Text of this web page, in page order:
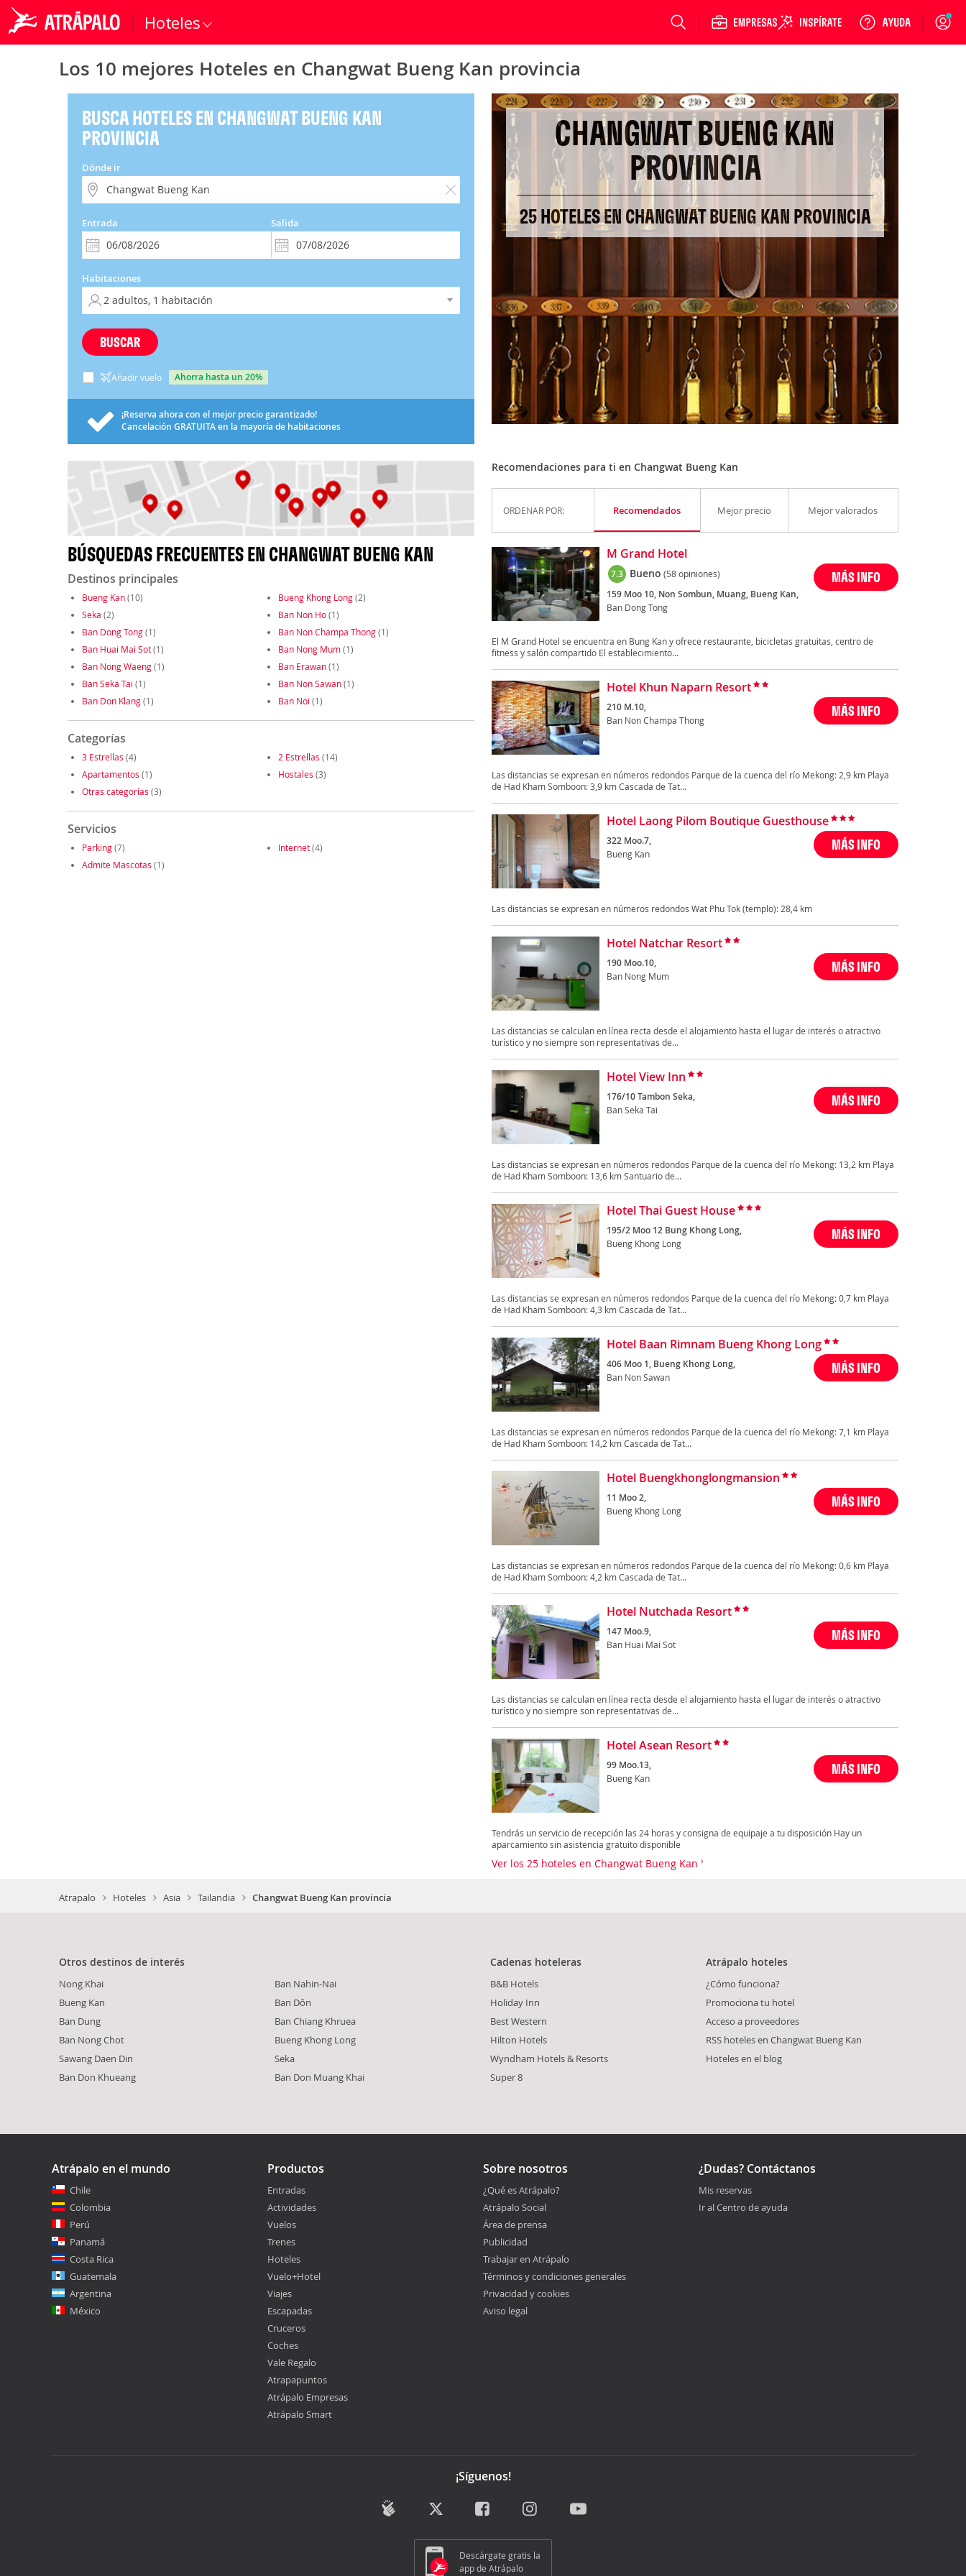
Hoteles Login
Los 10 mejores Hoteles en Changwat Bueng Kan provincia
BUSCA HOTELES EN CHANGWAT BUENG KAN
PROVINCIA
Dónde ir
Entrada Salida
Habitaciones
BUSCAR
Añadir vuelo ahorra hasta un 20%
¡Reserva ahora con el mejor precio garantizado!
Cancelación GRATUITAen la mayoría de habitaciones
BÚSQUEDAS FRECUENTES EN CHANGWAT BUENG KAN
Destinos principales
Bueng Kan(10) Bueng Khong Long(2)
Seka (2) Ban Non Ho(1)
Ban Dong Tong(1) Ban Non Champa Thong(1)
Ban Huai Mai Sot(1) Ban Nong Mum(1)
Ban Nong Waeng(1) Ban Erawan(1)
Ban Seka Tai (1) Ban Non Sawan(1)
Ban Don Klang(1) Ban Noi (1)
Categorías
3 Estrellas (4) 2 Estrellas (14)
Apartamentos (1) Hostales (3)
Otras categorías (3)
Servicios
Parking(7) Internet(4)
Admite Mascotas (1)
CHANGWAT BUENG KAN
PROVINCIA
25 HOTELES EN CHANGWAT BUENG KAN PROVINCIA
Recomendaciones para ti en Changwat Bueng Kan
ORDENAR POR: Recomendados Mejor precio Mejor valorados
M Grand Hotel
7.3 Bueno (58 opiniones)
159 Moo 10, Non Sombun, Muang, Bueng Kan,
Ban Dong Tong
MÁS INFO
El M Grand Hotel se encuentra en Bung Kan y ofrece restaurante, bicicletas gratuitas, centro de
fitness y salón compartido El establecimiento...
Hotel Khun Naparn Resort
210 M.10,
Ban Non Champa Thong
MÁS INFO
Las distancias se expresan en números redondos Parque de la cuenca del río Mekong: 2,9 km Playa
de Had Kham Somboon: 3,9 km Cascada de Tat...
Hotel Laong Pilom Boutique Guesthouse
322 Moo.7,
Bueng Kan
MÁS INFO
Las distancias se expresan en números redondos Wat Phu Tok (templo): 28,4 km
Hotel Natchar Resort
190 Moo.10,
Ban Nong Mum
MÁS INFO
Las distancias se calculan en línea recta desde el alojamiento hasta el lugar de interés o atractivo
turístico y no siempre son representativas de...
Hotel View Inn
176/10 Tambon Seka,
Ban Seka Tai
MÁS INFO
Las distancias se expresan en números redondos Parque de la cuenca del río Mekong: 13,2 km Playa
de Had Kham Somboon: 13,6 km Santuario de...
Hotel Thai Guest House
195/2 Moo 12 Bung Khong Long,
Bueng Khong Long
MÁS INFO
Las distancias se expresan en números redondos Parque de la cuenca del río Mekong: 0,7 km Playa
de Had Kham Somboon: 4,3 km Cascada de Tat...
Hotel Baan Rimnam Bueng Khong Long
406 Moo 1, Bueng Khong Long,
Ban Non Sawan
MÁS INFO
Las distancias se expresan en números redondos Parque de la cuenca del río Mekong: 7,1 km Playa
de Had Kham Somboon: 14,2 km Cascada de Tat...
Hotel Buengkhonglongmansion
11 Moo 2,
Bueng Khong Long
MÁS INFO
Las distancias se expresan en números redondos Parque de la cuenca del río Mekong: 0,6 km Playa
de Had Kham Somboon: 4,2 km Cascada de Tat...
Hotel Nutchada Resort
147 Moo.9,
Ban Huai Mai Sot
MÁS INFO
Las distancias se calculan en línea recta desde el alojamiento hasta el lugar de interés o atractivo
turístico y no siempre son representativas de...
Hotel Asean Resort
99 Moo.13,
Bueng Kan
MÁS INFO
Tendrás un servicio de recepción las 24 horas y consigna de equipaje a tu disposición Hay un
aparcamiento sin asistencia gratuito disponible
Ver los 25 hoteles en Changwat Bueng Kan
Atrapalo Hoteles Asia Tailandia Changwat Bueng Kan provincia
Otros destinos de interés
Nong Khai
Bueng Kan
Ban Dung
Ban Nong Chot
Sawang Daen Din
Ban Don Khueang
Ban Nahin-Nai
Ban Dôn
Ban Chiang Khruea
Bueng Khong Long
Seka
Ban Don Muang Khai
Cadenas hoteleras
B&B Hotels
Holiday Inn
Best Western
Hilton Hotels
Wyndham Hotels & Resorts
Super 8
Atrápalo hoteles
¿Cómo funciona?
Promociona tu hotel
Acceso a proveedores
RSS hoteles en Changwat Bueng Kan
Hoteles en el blog
Atrápalo en el mundo
Chile
Colombia
Perú
Panamá
Costa Rica
Guatemala
Argentina
México
Productos
Entradas
Actividades
Vuelos
Trenes
Hoteles
Vuelo+Hotel
Viajes
Escapadas
Cruceros
Coches
Vale Regalo
Atrapapuntos
Atrápalo Empresas
Atrápalo Smart
Sobre nosotros
¿Qué es Atrápalo?
Atrápalo Social
Área de prensa
Publicidad
Trabajar en Atrápalo
Términos y condiciones generales
Privacidad y cookies
Aviso legal
¿Dudas? Contáctanos
Mis reservas
Ir al Centro de ayuda
¡Síguenos!
Descárgate gratis la
app de Atrápalo